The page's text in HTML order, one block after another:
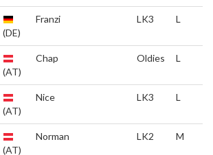
(DE)
Franzi LK3 L
(AT)
Chap Oldies L
(AT)
Nice LK3 L
(AT)
Norman LK2 M